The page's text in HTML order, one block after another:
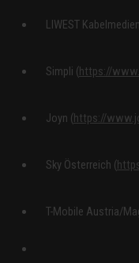
LIWEST
Simpli (https://
Joyn (https://
Sky Österreich (
T-Mobile Austria/